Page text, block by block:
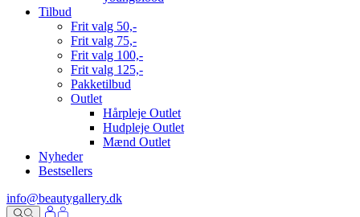
Tilbud
Frit valg 50,-
Frit valg 75,-
Frit valg 100,-
Frit valg 125,-
Pakketilbud
Outlet
Hårpleje Outlet
Hudpleje Outlet
Mænd Outlet
Nyheder
Bestsellers
info@beautygallery.dk